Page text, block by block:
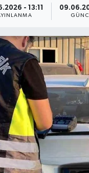
- 13:11